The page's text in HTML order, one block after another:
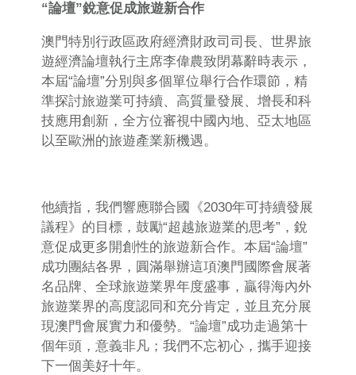
“論壇”銳意促成旅遊新合作
澳門特別行政區政府經濟財政司司長、世界旅
遊經濟論壇執行主席李偉農致閉幕辭時表示，
本屆“論壇”分別與多個單位舉行合作環節，精
準探討旅遊業可持續、高質量發展、增長和科
技應用創新，全方位審視中國內地、亞太地區
以至歐洲的旅遊產業新機遇。
他續指，我們響應聯合國《2030年可持續發展
議程》的目標，鼓勵“超越旅遊業的思考”，銳
意促成更多開創性的旅遊新合作。本屆“論壇”
成功團結各界，圓滿舉辦這項澳門國際會展著
名品牌、全球旅遊業界年度盛事，贏得海內外
旅遊業界的高度認同和充分肯定，並且充分展
現澳門會展實力和優勢。“論壇”成功走過第十
個年頭，意義非凡；我們不忘初心，攜手迎接
下一個美好十年。